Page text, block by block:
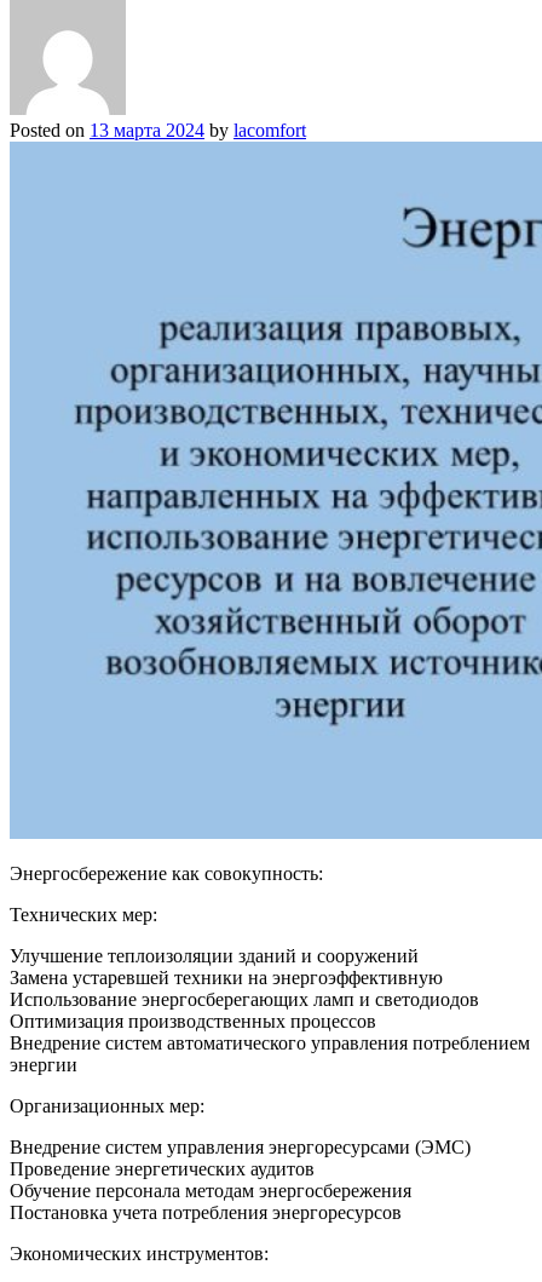
Posted on 13 марта 2024 by lacomfort
Энергосбережение как совокупность:
Технических мер:
Улучшение теплоизоляции зданий и сооружений
Замена устаревшей техники на энергоэффективную
Использование энергосберегающих ламп и светодиодов
Оптимизация производственных процессов
Внедрение систем автоматического управления потреблением
энергии
Организационных мер:
Внедрение систем управления энергоресурсами (ЭМС)
Проведение энергетических аудитов
Обучение персонала методам энергосбережения
Постановка учета потребления энергоресурсов
Экономических инструментов: